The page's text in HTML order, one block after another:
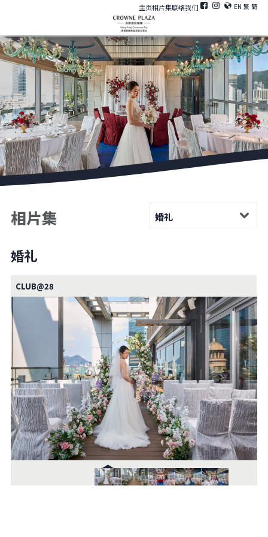
主页相片集联络我们 EN 繁 簡
相片集 婚礼
婚礼
CLUB@28